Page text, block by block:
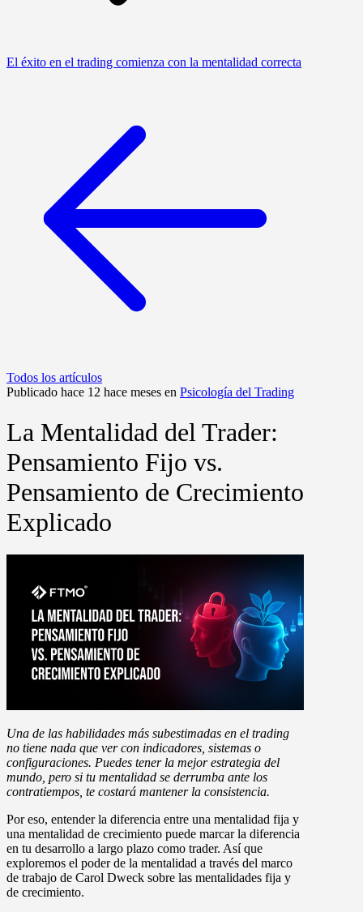
El éxito en el trading comienza con la mentalidad correcta
Todos los artículos
Publicado hace 12 hace meses en Psicología del Trading
La Mentalidad del Trader:
Pensamiento Fijo vs.
Pensamiento de Crecimiento
Explicado
Una de las habilidades más subestimadas en el trading
no tiene nada que ver con indicadores, sistemas o
configuraciones. Puedes tener la mejor estrategia del
mundo, pero si tu mentalidad se derrumba ante los
contratiempos, te costará mantener la consistencia.
Por eso, entender la diferencia entre una mentalidad fija y
una mentalidad de crecimiento puede marcar la diferencia
en tu desarrollo a largo plazo como trader. Así que
exploremos el poder de la mentalidad a través del marco
de trabajo de Carol Dweck sobre las mentalidades fija y
de crecimiento.